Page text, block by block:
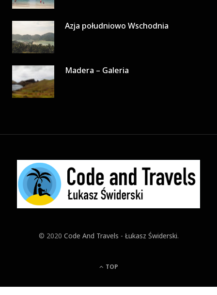
Azja południowo Wschodnia
Madera – Galeria
© 2020 Code And Travels - Łukasz Świderski.
TOP